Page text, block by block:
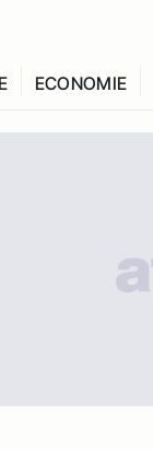
ECONOMIE